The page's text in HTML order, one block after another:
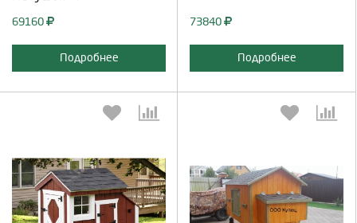
69160
Подробнее
73840
Подробнее
Выберите количество: Выберите количество: